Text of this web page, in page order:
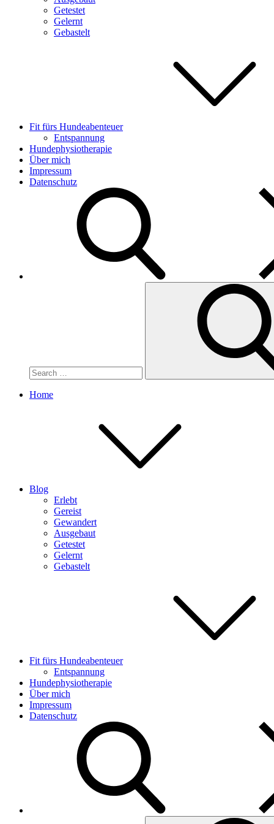
Getestet
Gelernt
Gebastelt
Fit fürs Hundeabenteuer
Entspannung
Hundephysiotherapie
Über mich
Impressum
Datenschutz
Home
Blog
Erlebt
Gereist
Gewandert
Ausgebaut
Getestet
Gelernt
Gebastelt
Fit fürs Hundeabenteuer
Entspannung
Hundephysiotherapie
Über mich
Impressum
Datenschutz